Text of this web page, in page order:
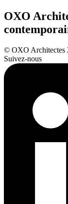
OXO
© OXO Architectes
Suivez-nous